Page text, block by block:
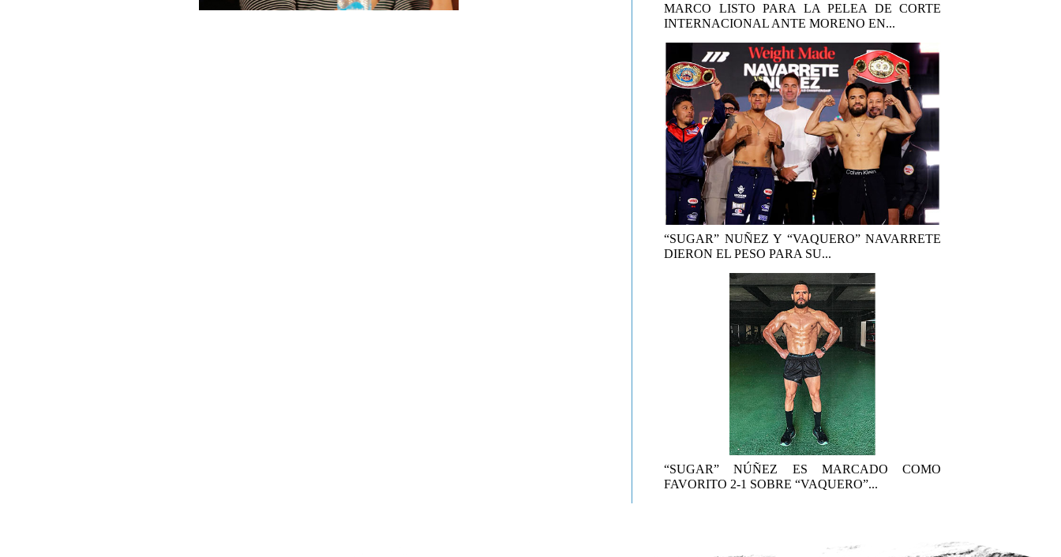
MARCO LISTO PARA LA PELEA DE CORTE
INTERNACIONAL ANTE MORENO EN...
“SUGAR” NUÑEZ Y “VAQUERO” NAVARRETE
DIERON EL PESO PARA SU...
“SUGAR” NÚÑEZ ES MARCADO COMO
FAVORITO 2-1 SOBRE “VAQUERO”...